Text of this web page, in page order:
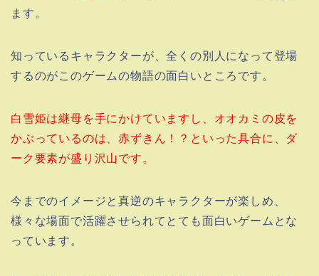
ます。
知っているキャラクターが、全くの別人になって登場
するのがこのゲームの物語の面白いところです。
白雪姫は継母を手にかけていますし、オオカミの皮を
かぶっているのは、赤ずきん！？といった具合に、ダ
ーク要素が盛り沢山です。
今までのイメージと真逆のキャラクターが楽しめ、
様々な場面で活躍させられてとても面白いゲームとな
っています。